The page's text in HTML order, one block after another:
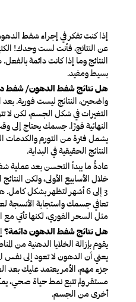
إذا كنت تفكر في إجراء شفط
عن النتائج، فأنت لست وحدك!
النتائج وما إذا كانت دائمة
بسيط ومفيد.
هل نتائج شفط الدهون/شفط
واضحين، النتائج ليست فورية.
التغيرات في شكل الجسم، لكن لا
النهائية فورًا. جسمك يحتاج إلى
يشمل فترة من التورم
النتائج الحقيقية في البداية.
عادةً ما يبدأ التحسن بعد عملية
خلال الأسابيع الأولى، ولكن النتائج
3 إلى 6 أشهر لتظهر بشكل
تعافي جسمك واستجابة الأنسجة
مثل السحر الفوري، لكنها تأتي مع
هل نتائج شفط الدهون دائمة؟
يقوم بإزالة الخلايا الدهنية من
يعني أن الدهون لا تعود إلى نفس
جزء مهم، الأمر يعتمد عليك بعد
مستقر ولم تتبع نمط حياة صحي،
أخرى من الجسم.